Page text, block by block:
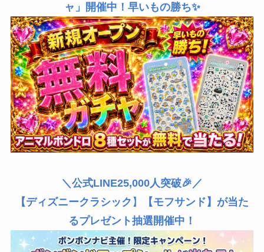
ャ」開催中！早いもの勝ち✨
＼公式LINE25,000人突破🎉／
【ディズニークラシック 】
【モフサンド】が当た
るプレゼント抽選開催中！